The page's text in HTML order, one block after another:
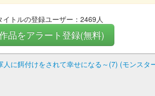
イトルの登録ユーザー：2469人
品をアラート登録(無料)
に餌付けをされて幸せになる～(7) (モンスタ